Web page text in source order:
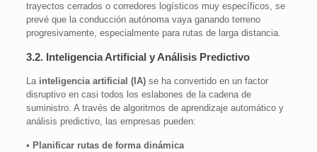
trayectos cerrados o corredores logísticos muy específicos, se
prevé que la conducción autónoma vaya ganando terreno
progresivamente, especialmente para rutas de larga distancia.
3.2. Inteligencia Artificial y Análisis Predictivo
La inteligencia artificial (IA)se ha convertido en un factor
disruptivo en casi todos los eslabones de la cadena de
suministro. A través de algoritmos de aprendizaje automático y
análisis predictivo, las empresas pueden:
• Planificar rutas de forma dinámica